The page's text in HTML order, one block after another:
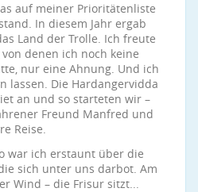
auf meiner Prioritätenliste
In diesem Jahr ergab
Land der Trolle. Ich freute
denen ich noch keine
nur eine Ahnung. Und ich
lassen. Die Hardangervidda
an und so starteten wir –
Freund Manfred und
Reise.
war ich erstaunt über die
sich unter uns darbot. Am
Wind – die Frisur sitzt...